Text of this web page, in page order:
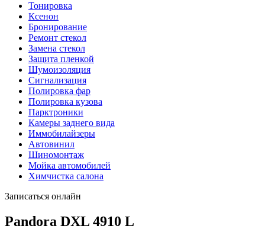
Тонировка
Ксенон
Бронирование
Ремонт стекол
Замена стекол
Защита пленкой
Шумоизоляция
Сигнализация
Полировка фар
Полировка кузова
Парктроники
Камеры заднего вида
Иммобилайзеры
Автовинил
Шиномонтаж
Мойка автомобилей
Химчистка салона
Записаться онлайн
Pandora DXL 4910 L